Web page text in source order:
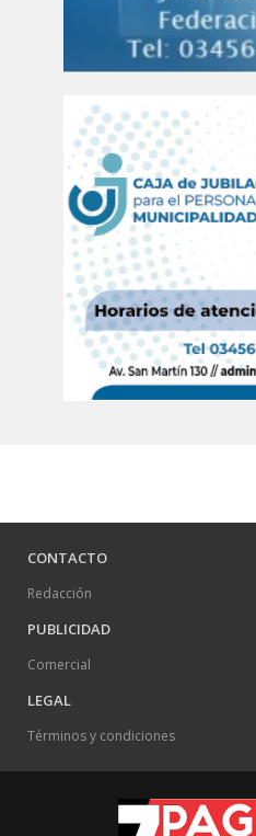
CONTACTO
Redacción
PUBLICIDAD
Comercial
LEGAL
Términos y condiciones